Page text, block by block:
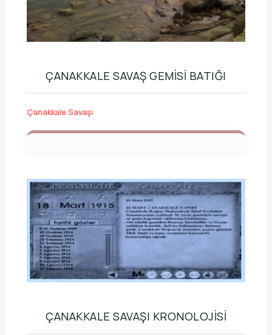
ÇANAKKALE SAVAŞ GEMISI BATIĞI
Çanakkale Savaşı
ÇANAKKALE SAVAŞI KRONOLOJISI